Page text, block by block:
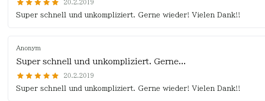
20.2.2019
Super schnell und unkompliziert. Gerne wieder! Vielen Dank!!
Anonym
Super schnell und unkompliziert. Gerne...
20.2.2019
Super schnell und unkompliziert. Gerne wieder! Vielen Dank!!